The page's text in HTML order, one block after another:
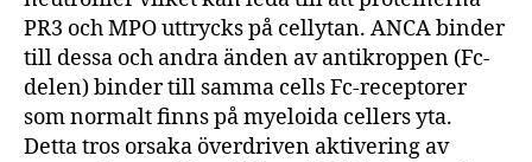
PR3 och MPO uttrycks på cellytan. ANCA binder
till dessa och andra änden av antikroppen (Fc-
delen) binder till samma cells Fc-receptorer
som normalt finns på myeloida cellers yta.
Detta tros orsaka överdriven aktivering av